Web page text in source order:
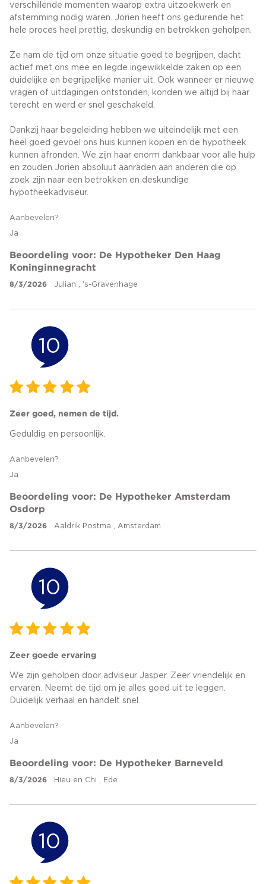
verschillende momenten waarop extra uitzoekwerk en
afstemming nodig waren. Jorien heeft ons gedurende het
hele proces heel prettig, deskundig en betrokken geholpen.
Ze nam de tijd om onze situatie goed te begrijpen, dacht
actief met ons mee en legde ingewikkelde zaken op een
duidelijke en begrijpelijke manier uit. Ook wanneer er nieuwe
vragen of uitdagingen ontstonden, konden we altijd bij haar
terecht en werd er snel geschakeld.
Dankzij haar begeleiding hebben we uiteindelijk met een
heel goed gevoel ons huis kunnen kopen en de hypotheek
kunnen afronden. We zijn haar enorm dankbaar voor alle hulp
en zouden Jorien absoluut aanraden aan anderen die op
zoek zijn naar een betrokken en deskundige
hypotheekadviseur.
Aanbevelen?
Ja
Beoordeling voor: De Hypotheker Den Haag
Koninginnegracht
8/3/2026 Julian , 's-Gravenhage
10
Zeer goed, nemen de tijd.
Geduldig en persoonlijk.
Aanbevelen?
Ja
Beoordeling voor: De Hypotheker Amsterdam
Osdorp
8/3/2026 Aaldrik Postma , Amsterdam
10
Zeer goede ervaring
We zijn geholpen door adviseur Jasper. Zeer vriendelijk en
ervaren. Neemt de tijd om je alles goed uit te leggen.
Duidelijk verhaal en handelt snel.
Aanbevelen?
Ja
Beoordeling voor: De Hypotheker Barneveld
8/3/2026 Hieu en Chi , Ede
10